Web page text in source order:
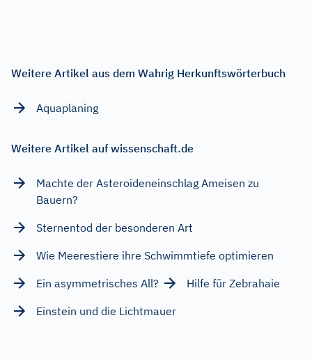
Weitere Artikel aus dem Wahrig Herkunftswörterbuch
Aquaplaning
Weitere Artikel auf wissenschaft.de
Machte der Asteroideneinschlag Ameisen zu
Bauern?
Sternentod der besonderen Art
Wie Meerestiere ihre Schwimmtiefe optimieren
Ein asymmetrisches All?
Hilfe für Zebrahaie
Einstein und die Lichtmauer